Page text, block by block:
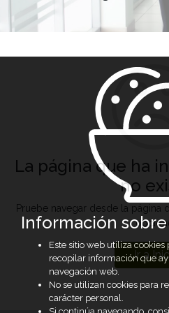
La página que ha
no
Pruebe navegar desde la
Ir a
Información
Este sitio web utiliza
recopilar información que
navegación web.
No se utilizan cookies para
carácter personal.